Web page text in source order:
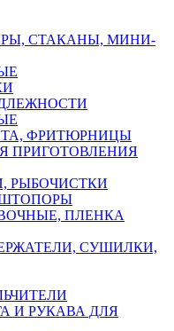
СТАКАНЫ, МИНИ-
ФРИТЮРНИЦЫ
ПРИГОТОВЛЕНИЯ
РЫБОЧИСТКИ
ПЛЕНКА
СУШИЛКИ,
И РУКАВА ДЛЯ